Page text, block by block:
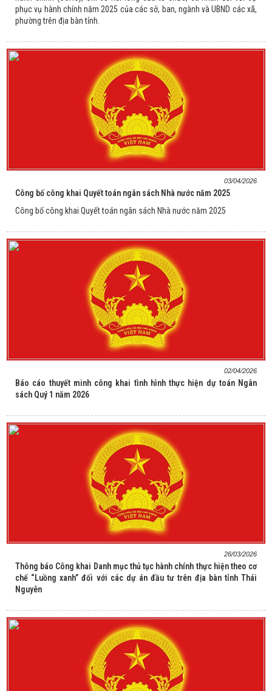
phục vụ hành chính năm 2025 của các sở, ban, ngành và UBND các xã,
phường trên địa bàn tỉnh.
03/04/2026
Công bố công khai Quyết toán ngân sách Nhà nước năm 2025
Công bố công khai Quyết toán ngân sách Nhà nước năm 2025
02/04/2026
Báo cáo thuyết minh công khai tình hình thực hiện dự toán Ngân
sách Quý 1 năm 2026
26/03/2026
Thông báo Công khai Danh mục thủ tục hành chính thực hiện theo cơ
chế “Luồng xanh” đối với các dự án đầu tư trên địa bàn tỉnh Thái
Nguyên